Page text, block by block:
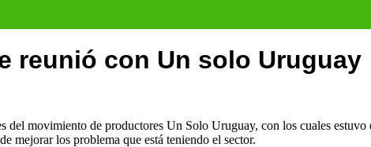
reunió con Un solo Uruguay
del movimiento de productores Un Solo Uruguay, con los cuales estuvo
mejorar los problema que está teniendo el sector.